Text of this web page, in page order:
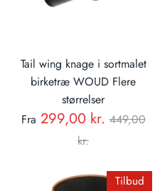
Tail wing knage i sortmalet
birketræ WOUD Flere
størrelser
Fra 299,00 kr. Normal
449,00
kr.
Tilbud